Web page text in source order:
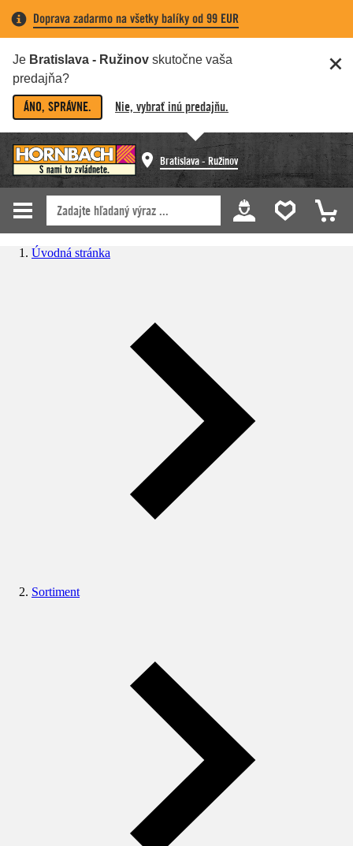
Doprava zadarmo na všetky balíky od 99 EUR
Je Bratislava - Ružinov skutočne vaša
predajňa?
ÁNO, SPRÁVNE. Nie, vybrať inú predajňu.
Bratislava - Ružinov
Úvodná stránka
Sortiment